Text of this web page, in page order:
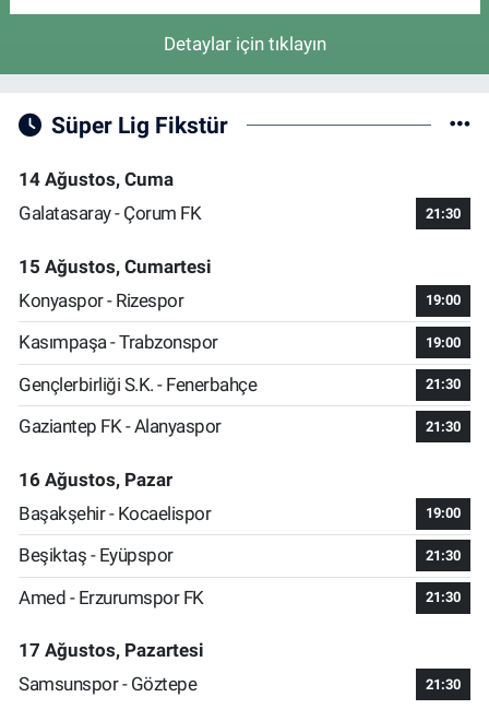
Detaylar için tıklayın
Süper Lig Fikstür
14 Ağustos, Cuma
Galatasaray - Çorum FK
21:30
15 Ağustos, Cumartesi
Konyaspor - Rizespor
19:00
Kasımpaşa - Trabzonspor 19:00
Gençlerbirliği S.K. - Fenerbahçe 21:30
Gaziantep FK - Alanyaspor 21:30
16 Ağustos, Pazar
Başakşehir - Kocaelispor
19:00
Beşiktaş - Eyüpspor 21:30
Amed - Erzurumspor FK 21:30
17 Ağustos, Pazartesi
Samsunspor - Göztepe
21:30